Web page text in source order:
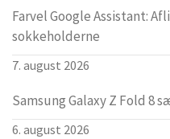
Farvel Google Assistant:
sokkeholderne
7. august 2026
Samsung Galaxy Z Fold 8
6. august 2026